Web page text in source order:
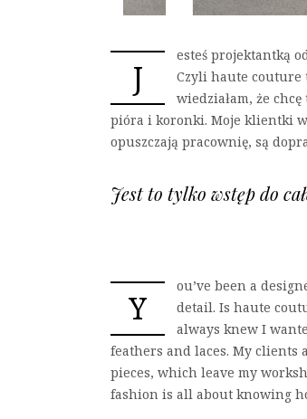
J
esteś projektantką
Czyli haute couture
wiedziałam, że
pióra i koronki. Moje klientki
opuszczają pracownię, są
Jest to tylko wstęp do
Y
ou’ve been a
detail. Is haute
always knew I
feathers and laces. My clients
pieces, which leave my
fashion is all about knowing